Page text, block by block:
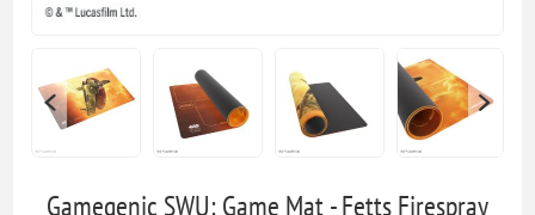
Gamegenic SWU: Game Mat - Fetts Firespray